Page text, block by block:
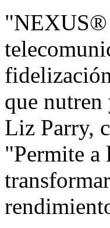
"NEXUS®
que nutren
Liz Parry,
"Permite a